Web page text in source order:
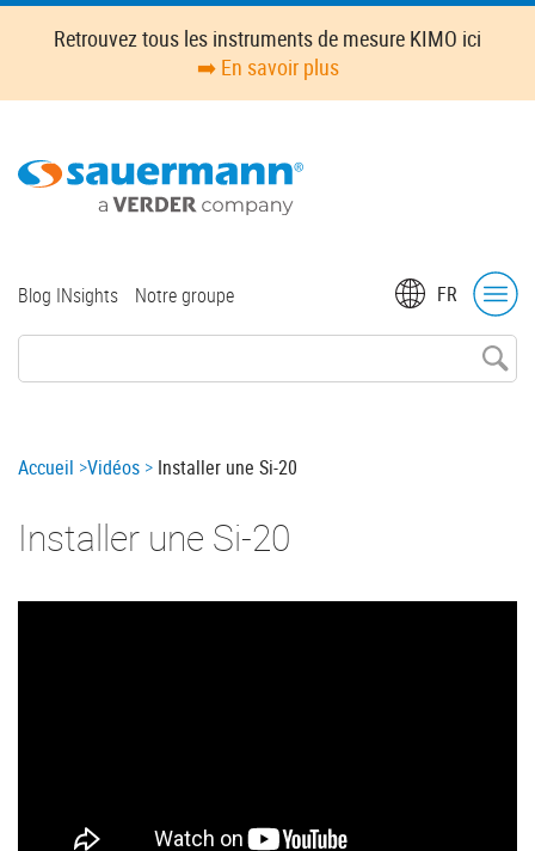
Skip
content
Retrouvez tous les instruments de mesure KIMO ici
➡️ En savoir plus
FR
Top
Blog INsights Notre groupe
Breadcrumb
Accueil Vidéos Installer une Si-20
Installer une Si-20